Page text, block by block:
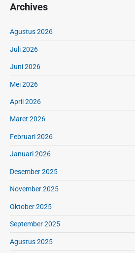
Archives
Agustus 2026
Juli 2026
Juni 2026
Mei 2026
April 2026
Maret 2026
Februari 2026
Januari 2026
Desember 2025
November 2025
Oktober 2025
September 2025
Agustus 2025